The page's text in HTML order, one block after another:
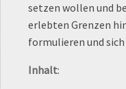
setzen wollen und
erlebten Grenzen
formulieren und sich
Inhalt: